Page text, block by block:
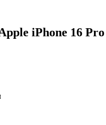
iPhone 16